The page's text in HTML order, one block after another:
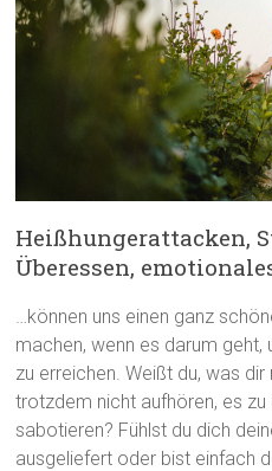
Heißhungerattacken,
Überessen,
…können uns einen ganz
machen, wenn es darum geht,
zu erreichen. Weißt du, was
trotzdem nicht aufhören, es
sabotieren? Fühlst du dich
ausgeliefert oder bist einfach